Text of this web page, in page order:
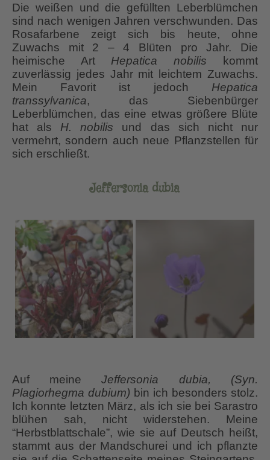
Die weißen und die gefüllten Leberblümchen
sind nach wenigen Jahren verschwunden. Das
Rosafarbene zeigt sich bis heute, ohne
Zuwachs mit 2 – 4 Blüten pro Jahr. Die
heimische Art Hepatica nobilis kommt
zuverlässig jedes Jahr mit leichtem Zuwachs.
Mein Favorit ist jedoch Hepatica
transsylvanica, das Siebenbürger
Leberblümchen, das eine etwas größere Blüte
hat als H. nobilis und das sich nicht nur
vermehrt, sondern auch neue Pflanzstellen für
sich erschließt.
Jeffersonia dubia
Auf meineJeffersonia dubia, (Syn.
Plagiorhegma dubium) bin ich besonders stolz.
Ich konnte letzten März, als ich sie bei Sarastro
blühen sah, nicht widerstehen. Meine
“Herbstblattschale”, wie sie auf Deutsch heißt,
stammt aus der Mandschurei und ich pflanzte